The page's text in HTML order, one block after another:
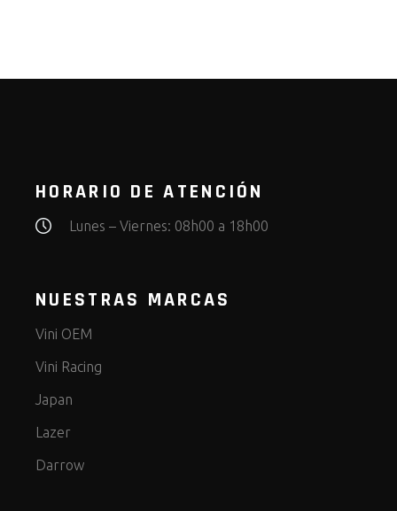
HORARIO DE ATENCIÓN
Lunes – Viernes: 08h00 a 18h00
NUESTRAS MARCAS
Vini OEM
Vini Racing
Japan
Lazer
Darrow